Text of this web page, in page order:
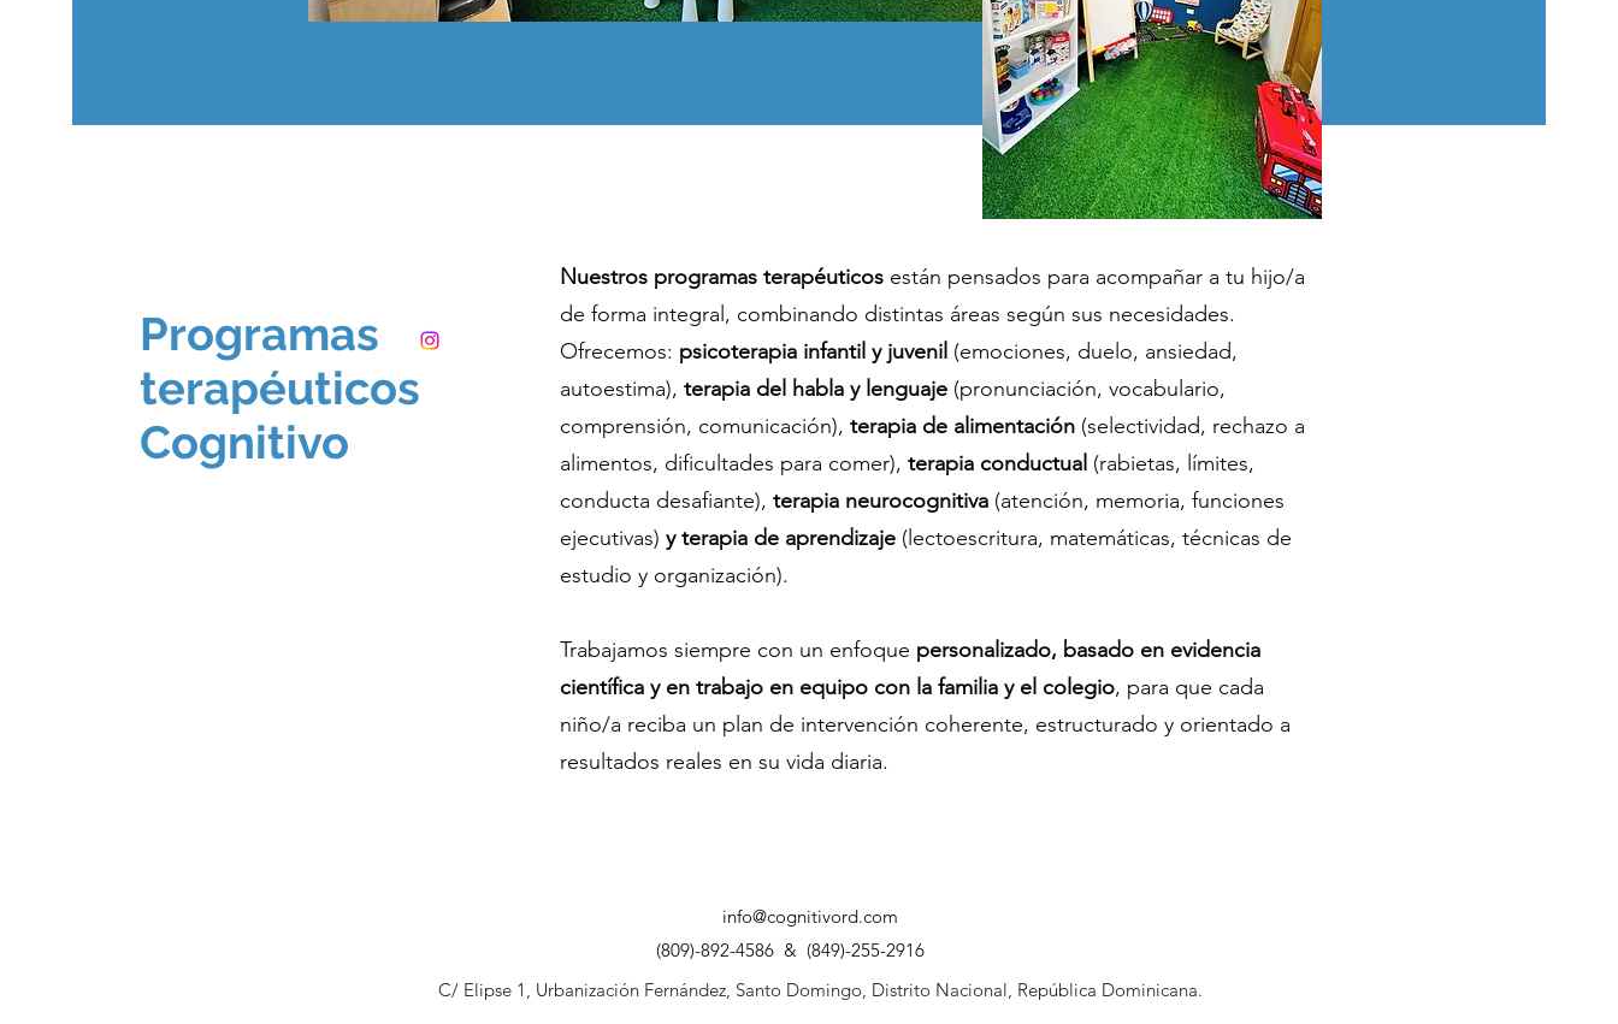
Programas
terapéuticos
Cognitivo
Nuestros programas terapéuticosestán pensados para acompañar a tu hijo/a
de forma integral, combinando distintas áreas según sus necesidades.
Ofrecemos: psicoterapia infantil y juvenil (emociones, duelo, ansiedad,
autoestima), terapia del habla y lenguaje (pronunciación, vocabulario,
comprensión, comunicación), terapia de alimentación(selectividad, rechazo a
alimentos, dificultades para comer), terapia conductual (rabietas, límites,
conducta desafiante), terapia neurocognitiva(atención, memoria, funciones
ejecutivas) y terapia de aprendizaje(lectoescritura, matemáticas, técnicas de
estudio y organización).
Trabajamos siempre con un enfoque personalizado, basado en evidencia
científica y en trabajo en equipo con la familia y el colegio, para que cada
niño/a reciba un plan de intervención coherente, estructurado y orientado a
resultados reales en su vida diaria.
info@cognitivord.com
(809)-892-4586 & (849)-255-2916
C/ Elipse 1, Urbanización Fernández, Santo Domingo, Distrito Nacional, República Dominicana.